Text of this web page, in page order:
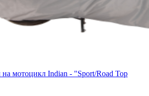
на мотоцикл Indian - "Sport/Road Top